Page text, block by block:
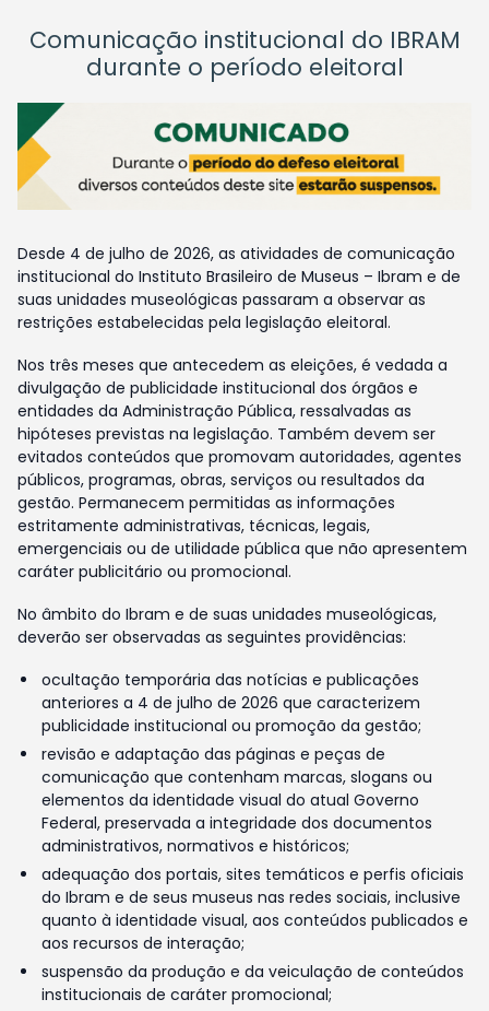
Comunicação institucional do IBRAM
durante o período eleitoral
Desde 4 de julho de 2026, as atividades de comunicação
institucional do Instituto Brasileiro de Museus – Ibram e de
suas unidades museológicas passaram a observar as
restrições estabelecidas pela legislação eleitoral.
Nos três meses que antecedem as eleições, é vedada a
divulgação de publicidade institucional dos órgãos e
entidades da Administração Pública, ressalvadas as
hipóteses previstas na legislação. Também devem ser
evitados conteúdos que promovam autoridades, agentes
públicos, programas, obras, serviços ou resultados da
gestão. Permanecem permitidas as informações
estritamente administrativas, técnicas, legais,
emergenciais ou de utilidade pública que não apresentem
caráter publicitário ou promocional.
No âmbito do Ibram e de suas unidades museológicas,
deverão ser observadas as seguintes providências:
ocultação temporária das notícias e publicações
anteriores a 4 de julho de 2026 que caracterizem
publicidade institucional ou promoção da gestão;
revisão e adaptação das páginas e peças de
comunicação que contenham marcas, slogans ou
elementos da identidade visual do atual Governo
Federal, preservada a integridade dos documentos
administrativos, normativos e históricos;
adequação dos portais, sites temáticos e perfis oficiais
do Ibram e de seus museus nas redes sociais, inclusive
quanto à identidade visual, aos conteúdos publicados e
aos recursos de interação;
suspensão da produção e da veiculação de conteúdos
institucionais de caráter promocional;